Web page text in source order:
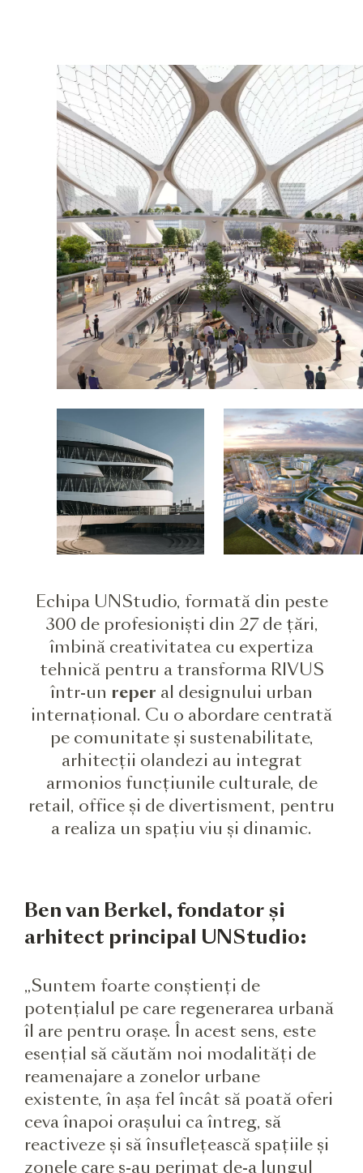
Echipa UNStudio, formată din peste
300 de profesioniști din 27 de țări,
îmbină creativitatea cu expertiza
tehnică pentru a transforma RIVUS
într-un reper al designului urban
internațional. Cu o abordare centrată
pe comunitate și sustenabilitate,
arhitecții olandezi au integrat
armonios funcțiunile culturale, de
retail, office și de divertisment, pentru
a realiza un spațiu viu și dinamic.
Ben van Berkel, fondator și
arhitect principal UNStudio:
„Suntem foarte conștienți de
potențialul pe care regenerarea urbană
îl are pentru orașe. În acest sens, este
esențial să căutăm noi modalități de
reamenajare a zonelor urbane
existente, în așa fel încât să poată oferi
ceva înapoi orașului ca întreg, să
reactiveze și să însuflețească spațiile și
zonele care s-au perimat de-a lungul